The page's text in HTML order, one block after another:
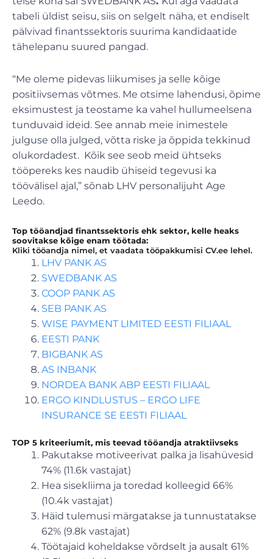
tabeli üldist seisu, siis on selgelt näha, et endiselt
pälvivad finantssektoris suurima kandidaatide
tähelepanu suured pangad.
“Me oleme pidevas liikumises ja selle kõige
positiivsemas võtmes. Me otsime lahendusi, õpime
eksimustest ja teostame ka vahel hullumeelsena
tunduvaid ideid. See annab meie inimestele
julguse olla julged, võtta riske ja õppida tekkinud
olukordadest. Kõik see seob meid ühtseks
tööpereks kes naudib ühiseid tegevusi ka
töövälisel ajal,” sõnab LHV personalijuht Age
Leedo.
Top tööandjad finantssektoris ehk sektor, kelle heaks
soovitakse kõige enam töötada:
Kliki tööandja nimel, et vaadata tööpakkumisi CV.ee lehel.
LHV PANK AS
SWEDBANK AS
COOP PANK AS
SEB PANK AS
WISE PAYMENT LIMITED EESTI FILIAAL
EESTI PANK
BIGBANK AS
AS INBANK
NORDEA BANK ABP EESTI FILIAAL
ERGO KINDLUSTUS – ERGO LIFE
INSURANCE SE EESTI FILIAAL
TOP 5 kriteeriumit, mis teevad tööandja atraktiivseks
Pakutakse motiveerivat palka ja lisahüvesid
74% (11.6k vastajat)
Hea sisekliima ja toredad kolleegid 66%
(10.4k vastajat)
Häid tulemusi märgatakse ja tunnustatakse
62% (9.8k vastajat)
Töötajaid koheldakse võrdselt ja ausalt 61%